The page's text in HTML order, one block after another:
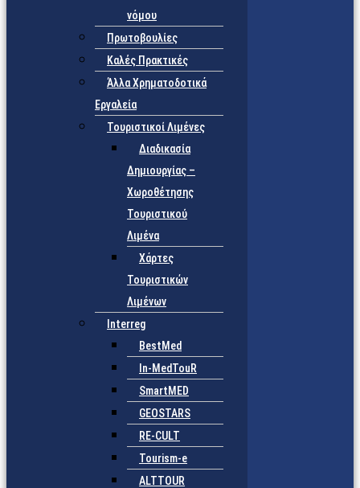
νόμου
Πρωτοβουλίες
Καλές Πρακτικές
Άλλα Χρηματοδοτικά
Εργαλεία
Τουριστικοί Λιμένες
Διαδικασία
Δημιουργίας –
Χωροθέτησης
Τουριστικού
Λιμένα
Χάρτες
Τουριστικών
Λιμένων
Interreg
BestMed
In-MedTouR
SmartMED
GEOSTARS
RE-CULT
Tourism-e
ALTTOUR